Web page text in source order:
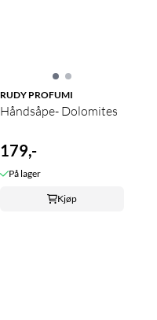
RUDY PROFUMI
Håndsåpe- Dolomites
179,-
På lager
Kjøp